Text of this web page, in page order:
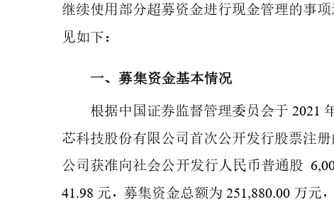
继续使用部分超募资金进行现金管理的事
见如下：
一、募集资金基本情况
根据中国证券监督管理委员会于 2021
芯科技股份有限公司首次公开发行股票注册
公司获准向社会公开发行人民币普通股
41.98 元，募集资金总额为 251,880.00 万元